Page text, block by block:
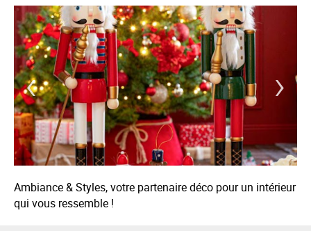
‹ ›
Ambiance & Styles, votre partenaire déco pour un intérieur
qui vous ressemble !